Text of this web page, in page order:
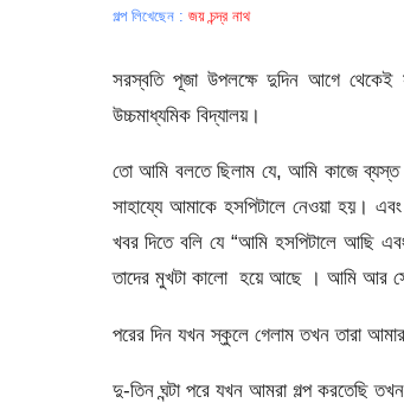
গল্প লিখেছেন : জয় চন্দ্র নাথ
সরস্বতি পূজা উপলক্ষে দুদিন আগে
উচ্চমাধ্যমিক বিদ্যালয়।
তো আমি বলতে ছিলাম যে, আমি কাজে
সাহায্যে আমাকে হসপিটালে নেওয়া হয়।
খবর দিতে বলি যে “আমি হসপিটালে আছি
তাদের মুখটা কালো হয়ে আছে । আমি আর
পরের দিন যখন স্কুলে গেলাম তখন তারা
দু-তিন ঘন্টা পরে যখন আমরা গল্প করতেছি